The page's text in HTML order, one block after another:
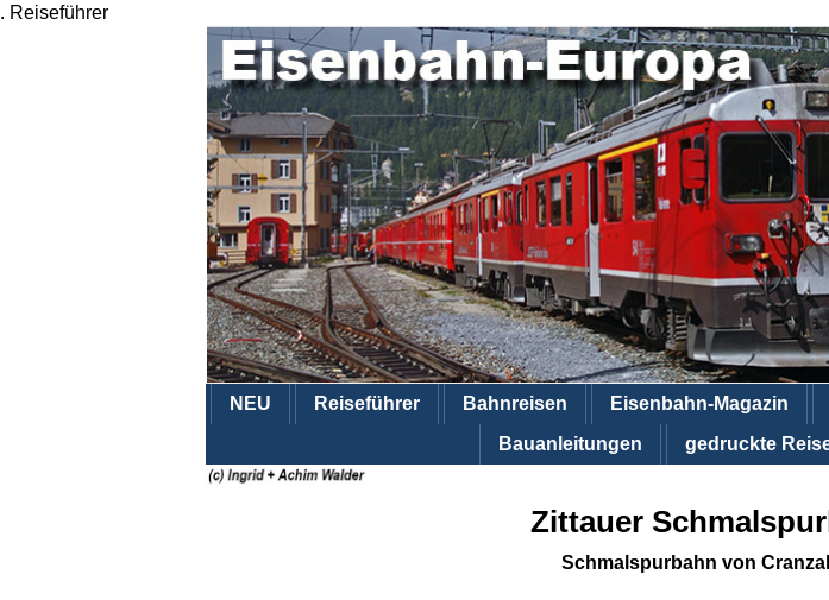
. Reiseführer
NEU Reiseführer Bahnreisen Eisenbahn-Magazin
Bauanleitungen
gedruckte
Zittauer
Schmalspurbahn von